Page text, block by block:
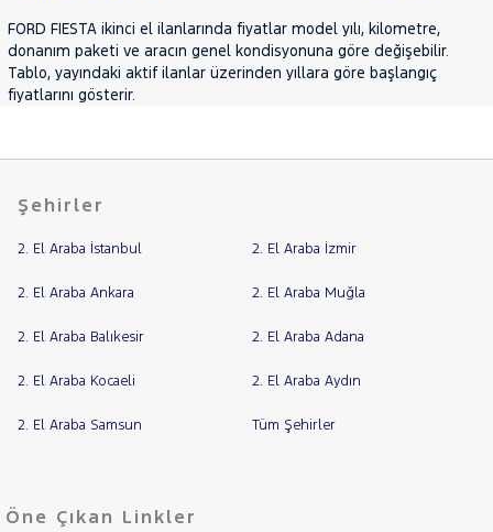
FORD FIESTA ikinci el ilanlarında fiyatlar model yılı, kilometre,
donanım paketi ve aracın genel kondisyonuna göre değişebilir.
Tablo, yayındaki aktif ilanlar üzerinden yıllara göre başlangıç
fiyatlarını gösterir.
Şehirler
2. El Araba İstanbul 2. El Araba İzmir
2. El Araba Ankara 2. El Araba Muğla
2. El Araba Balıkesir 2. El Araba Adana
2. El Araba Kocaeli 2. El Araba Aydın
2. El Araba Samsun Tüm Şehirler
Öne Çıkan Linkler